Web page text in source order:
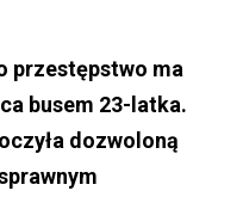
przestępstwo ma
busem 23-latka.
dozwoloną